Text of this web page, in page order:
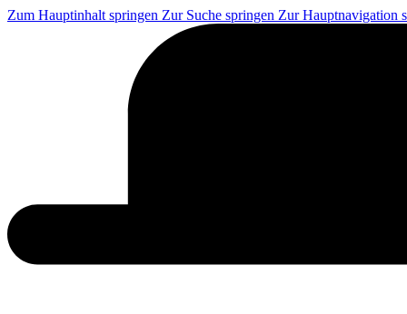
Zum Hauptinhalt springen Zur Suche springen Zur Hauptnavigation